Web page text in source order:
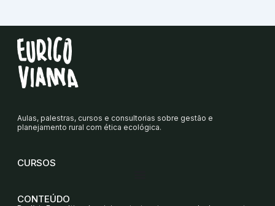
Aulas, palestras, cursos e consultorias sobre gestão e
planejamento rural com ética ecológica.
CURSOS
CONTEÚDO